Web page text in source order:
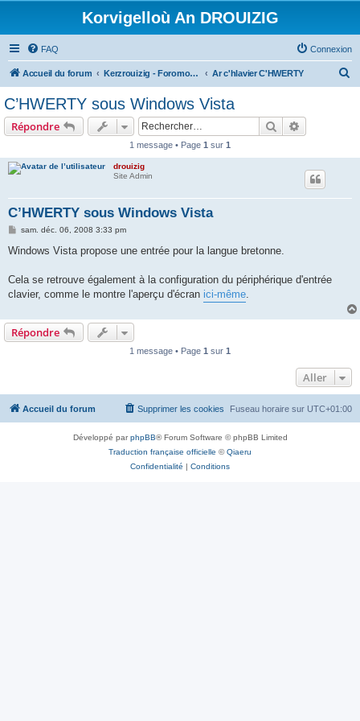
Korvigelloù An DROUIZIG
FAQ Connexion
Accueil du forum Kerzrouizig - Foromoù An Drouizig Ar c'hlavier C'HWERTY
C’HWERTY sous Windows Vista
Répondre Rechercher
1 message • Page 1 sur 1
drouizig
Site Admin
C’HWERTY sous Windows Vista
M
s
g
sam. déc. 06, 2008 3:33 pm
Windows Vista propose une entrée pour la langue bretonne.
Cela se retrouve également à la configuration du périphérique d'entrée
clavier, comme le montre l'aperçu d'écran ici-même.
Répondre
1 message • Page 1 sur 1
Aller
Accueil du forum Fuseau horaire sur UTC+01:00
Supprimer les cookies
Développé parphpBB® Forum Software © phpBB Limited
Traduction française officielle ©Qiaeru
Confidentialité | Conditions